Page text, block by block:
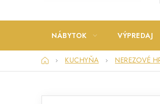
NÁBYTOK VÝPREDAJ
DomovKUCHYŇA NEREZOVÉ